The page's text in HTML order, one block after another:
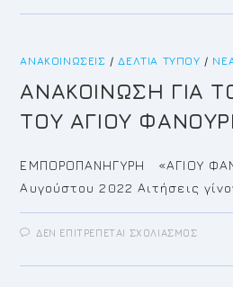
ΑΕΙ
ΑΝΑΚΟΙΝΏΣΕΙΣ /ΔΕΛΤΊΑ ΤΎΠΟΥ /
ΑΝΑΚΟΙΝΩΣΗ ΓΙΑ
ΤΟΥ ΑΓΙΟΥ
ΕΜΠΟΡΟΠΑΝΗΓΥΡΗ «ΑΓΙΟΥ
Αυγούστου 2022 Αιτήσεις
ΔΕΝ ΕΠΙΤΡΈΠΕΤΑΙ ΣΧΟΛΙΑΣΜΌΣΣΤΟ
ΤΟ